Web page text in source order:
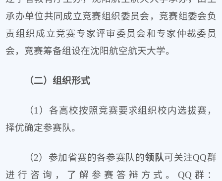
承办单位共同成立竞赛组织委员会，竞赛组委会负
责组织成立竞赛专家评审委员会和专家仲裁委员
会，竞赛筹备组设在沈阳航空航天大学。
（二）组织形式
（1）各高校按照竞赛要求组织校内选拔赛，
择优确定参赛队。
（2）参加省赛的各参赛队的领队可关注QQ群
进行咨询，了解参赛答辩方式。QQ群：